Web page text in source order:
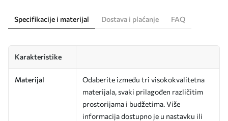
Specifikacije i materijal Dostava i plaćanje FAQ
Karakteristike
Materijal
Odaberite između tri visokokvalitetna
materijala, svaki prilagođen različitim
prostorijama i budžetima. Više
informacija dostupno je u nastavku ili